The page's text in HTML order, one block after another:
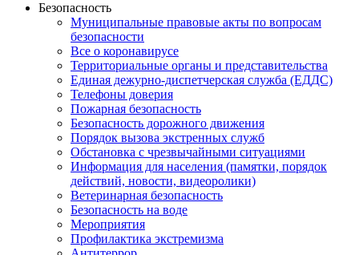
Безопасность
Муниципальные правовые акты по вопросам
безопасности
Все о коронавирусе
Территориальные органы и представительства
Единая дежурно-диспетчерская служба (ЕДДС)
Телефоны доверия
Пожарная безопасность
Безопасность дорожного движения
Порядок вызова экстренных служб
Обстановка с чрезвычайными ситуациями
Информация для населения (памятки, порядок
действий, новости, видеоролики)
Ветеринарная безопасность
Безопасность на воде
Мероприятия
Профилактика экстремизма